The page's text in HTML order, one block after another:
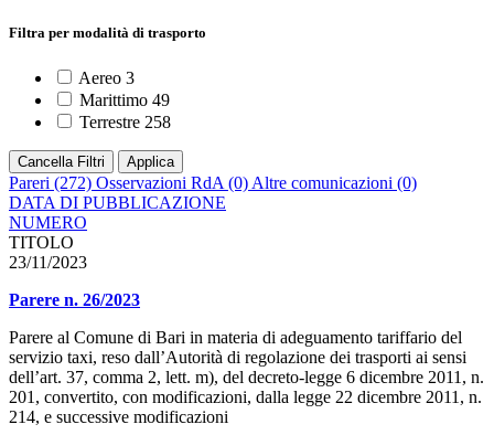
Filtra per modalità di trasporto
Aereo 3
Marittimo 49
Terrestre 258
Cancella Filtri Applica
Pareri (272) Osservazioni RdA (0) Altre comunicazioni (0)
DATA DI PUBBLICAZIONE
NUMERO
TITOLO
23/11/2023
Parere n. 26/2023
Parere al Comune di Bari in materia di adeguamento tariffario del
servizio taxi, reso dall’Autorità di regolazione dei trasporti ai sensi
dell’art. 37, comma 2, lett. m), del decreto-legge 6 dicembre 2011, n.
201, convertito, con modificazioni, dalla legge 22 dicembre 2011, n.
214, e successive modificazioni